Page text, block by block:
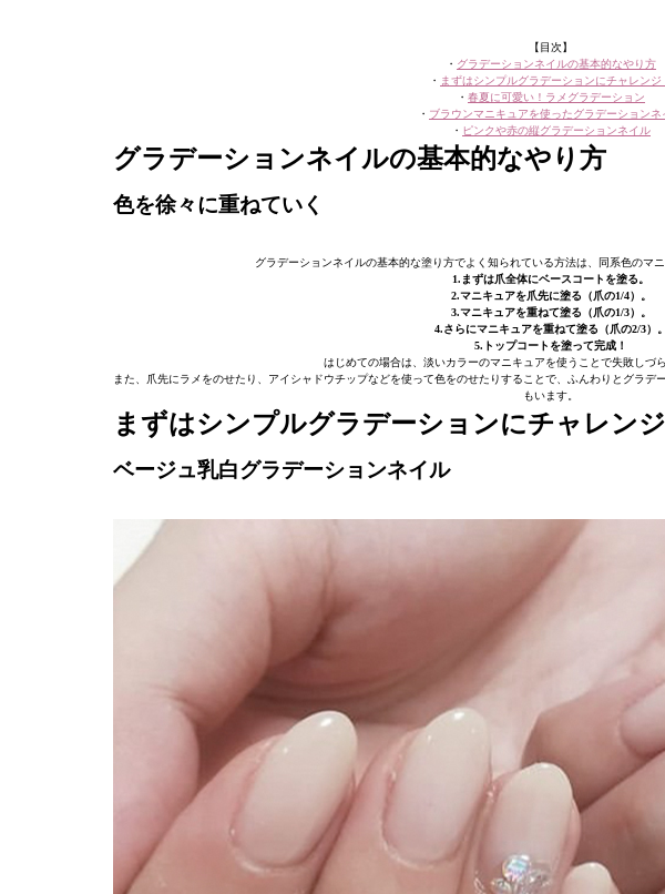
【目次】
・ グラデーションネイルの基本的なやり方
・ まずはシンプルグラデーションにチャレンジ
・ 春夏に可愛い！ラメグラデーション
・ ブラウンマニキュアを使ったグラデーションネ
・ ピンクや赤の縦グラデーションネイル
グラデーションネイルの基本的なやり方
色を徐々に重ねていく
グラデーションネイルの基本的な塗り方でよく知られている方法は、同系色のマ
1.まずは爪全体にベースコートを塗る。
2.マニキュアを爪先に塗る（爪の1/4）。
3.マニキュアを重ねて塗る（爪の1/3）。
4.さらにマニキュアを重ねて塗る（爪の2/3）。
5.トップコートを塗って完成！
はじめての場合は、淡いカラーのマニキュアを使うことで失敗しづ
また、爪先にラメをのせたり、アイシャドウチップなどを使って色をのせたりすることで、ふんわりとグラデ
もいます。
まずはシンプルグラデーションにチャレンジ
ベージュ乳白グラデーションネイル